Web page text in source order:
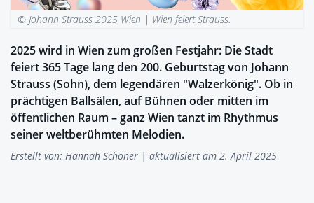
© Johann Strauss 2025 Wien | Wien feiert Strauss.
2025 wird in Wien zum großen Festjahr: Die Stadt
feiert 365 Tage lang den 200. Geburtstag von Johann
Strauss (Sohn), dem legendären "Walzerkönig". Ob in
prächtigen Ballsälen, auf Bühnen oder mitten im
öffentlichen Raum – ganz Wien tanzt im Rhythmus
seiner weltberühmten Melodien.
Erstellt von: Hannah Schöner | aktualisiert am 2. April 2025